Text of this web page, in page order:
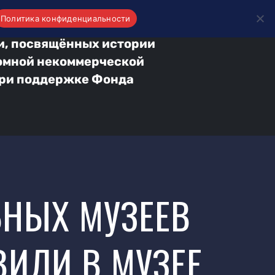
посвящённых истории
некоммерческой
поддержке Фонда
МУЗЕЕВ
В МУЗЕЕ
Политика конфиденциальности